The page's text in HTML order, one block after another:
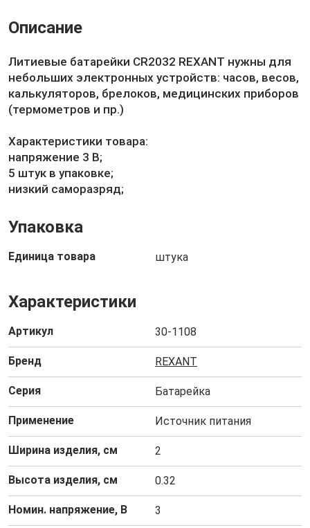
Описание
Литиевые батарейки CR2032 REXANT нужны для
небольших электронных устройств: часов, весов,
калькуляторов, брелоков, медицинских приборов
(термометров и пр.)
Характеристики товара:
напряжение 3 В;
5 штук в упаковке;
низкий саморазряд;
Упаковка
Единица товара штука
Характеристики
Артикул 30-1108
Бренд REXANT
Серия Батарейка
Применение Источник питания
Ширина изделия, см 2
Высота изделия, см 0.32
Номин. напряжение, В 3